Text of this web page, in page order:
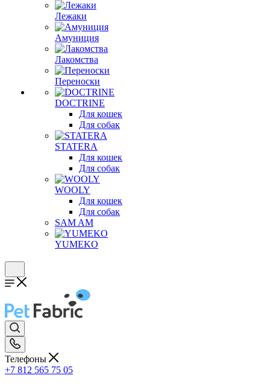
Лежаки
Амуниция
Лакомства
Переноски
DOCTRINE
Для кошек
Для собак
STATERA
Для кошек
Для собак
WOOLY
Для кошек
Для собак
SAM AM
YUMEKO
Телефоны
+7 812 565 75 05